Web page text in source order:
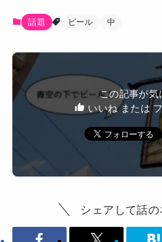
話題 ビール 中
この記事が気
いいね または
シェアして話の